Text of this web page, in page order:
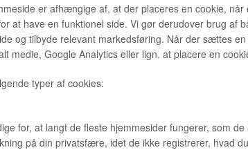
er afhængige af, at der placeres en cookie,
at have en funktionel side. Vi gør derudover brug af
og tilbyde relevant markedsføring. Når der sættes
medie, Google Analytics eller lign. at placere en
typer af cookies:
for, at langt de fleste hjemmesider fungerer, som
på din privatsfære, idet de ikke registrerer, hvad